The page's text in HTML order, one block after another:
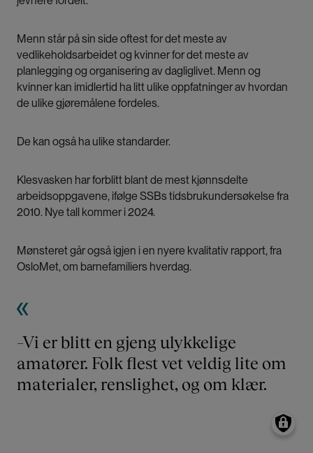
Menn står på sin side oftest for det meste av
vedlikeholdsarbeidet og kvinner for det meste av
planlegging og organisering av dagliglivet. Menn og
kvinner kan imidlertid ha litt ulike oppfatninger av hvordan
de ulike gjøremålene fordeles.
De kan også ha ulike standarder.
Klesvasken har forblitt blant de mest kjønnsdelte
arbeidsoppgavene, ifølge SSBs tidsbrukundersøkelse fra
2010. Nye tall kommer i 2024.
Mønsteret går også igjen i en nyere kvalitativ rapport, fra
OsloMet, om barnefamiliers hverdag.
–Vi er blitt en gjeng ulykkelige
amatører. Folk flest vet veldig lite om
materialer, renslighet, og om klær.